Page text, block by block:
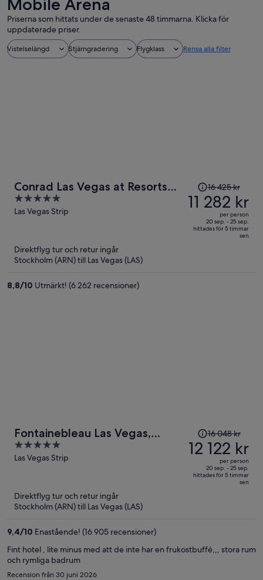
Mobile Arena
Priserna som hittats under de senaste 48 timmarna. Klicka för
uppdaterade priser.
Vistelselängd Stjärngradering Flygklass Rensa alla filter
Conrad Las Vegas at Resorts
World
5
out
Las Vegas Strip
Priset
var
16 425 kr
är
16 425 kr
11 282 kr
per person
20 sep. - 25 sep.
hittades för 5 timmar
sen
Direktflyg tur och retur ingår
Stockholm (ARN) till Las Vegas (LAS)
8,8/10 Utmärkt! (6 262 recensioner)
Fontainebleau Las Vegas,
MICHELIN Key Award Hotel
5
out
Las Vegas Strip
Priset
var
16 048 kr
är
16 048 kr
12 122 kr
per person
20 sep. - 25 sep.
hittades för 5 timmar
sen
Direktflyg tur och retur ingår
Stockholm (ARN) till Las Vegas (LAS)
9,4/10 Enastående! (16 905 recensioner)
Fint hotel , lite minus med att de inte har en frukostbuffé,,, stora rum
och rymliga badrum
Recension från 30 juni 2026